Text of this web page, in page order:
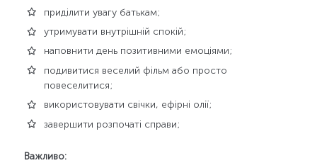
приділити увагу батькам;
утримувати внутрішній спокій;
наповнити день позитивними емоціями;
подивитися веселий фільм або просто
повеселитися;
використовувати свічки, ефірні олії;
завершити розпочаті справи;
Важливо: